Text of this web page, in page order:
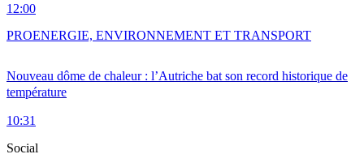
12:00
Nouveau dôme de chaleur : l’Autriche bat son record historique de
température
10:31
PROENERGIE, ENVIRONNEMENT ET TRANSPORT
Social